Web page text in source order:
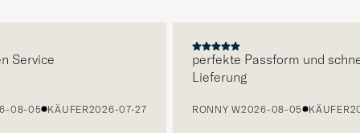
05 KÄUFER 2026-07-27
perfekte Passform und schnelle
Lieferung
RONNY W2026-08-05 KÄUFER 2026-